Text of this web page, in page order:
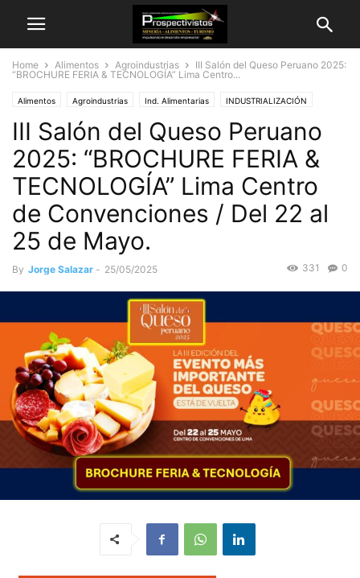
Home Alimentos Agroindustrias
III Salón del Queso Peruano 2025:
“BROCHURE FERIA & TECNOLOGÍA” Lima Centro...
Alimentos Agroindustrias Ind. Alimentarias INDUSTRIALIZACIÓN
INFORMACION INGENIERIA INNOVACIÓN INSTITUCIONAL
Nutrición QUESO Salud
III Salón del Queso Peruano
2025: “BROCHURE FERIA &
TECNOLOGÍA” Lima Centro
de Convenciones / Del 22 al
25 de Mayo.
By Jorge Salazar - 25/05/2025 0
331